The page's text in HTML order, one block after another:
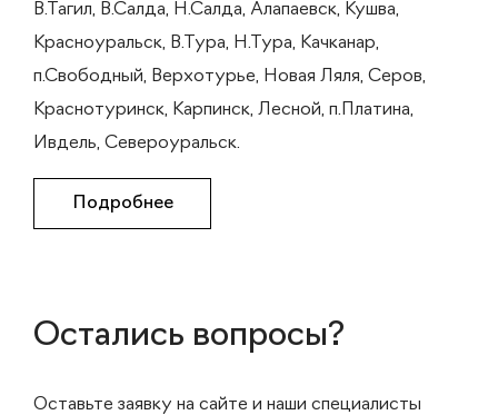
В.Тагил, В.Салда, Н.Салда, Алапаевск, Кушва,
Красноуральск, В.Тура, Н.Тура, Качканар,
п.Свободный, Верхотурье, Новая Ляля, Серов,
Краснотуринск, Карпинск, Лесной, п.Платина,
Ивдель, Североуральск.
Подробнее
Остались вопросы?
Оставьте заявку на сайте и наши специалисты